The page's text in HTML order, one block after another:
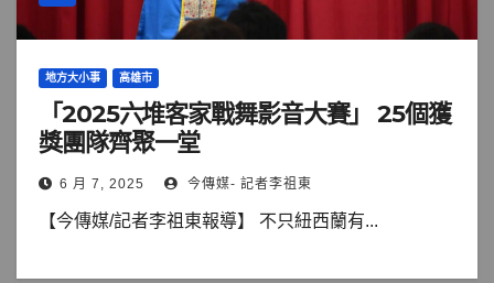
地方大小事 高雄市
「2025六堆客家戰舞影音大賽」 25個獲
獎團隊齊聚一堂
6 月 7, 2025 今傳媒- 記者李祖東
【今傳媒/記者李祖東報導】 不只紐西蘭有...